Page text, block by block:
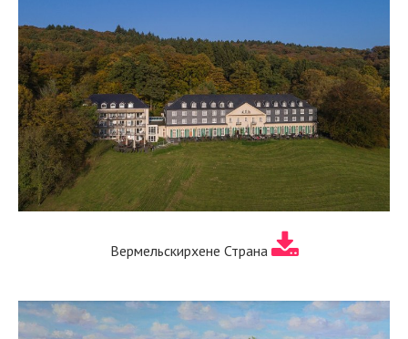
Вермельскирхене Страна